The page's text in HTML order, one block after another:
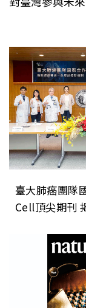
臺大肺癌團
Cell頂尖期刊
電」新方向